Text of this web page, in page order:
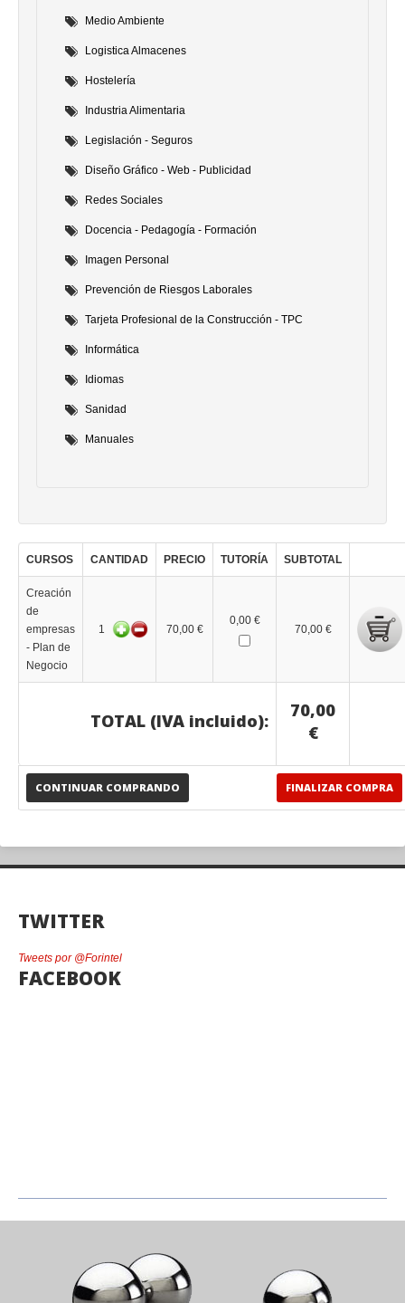
Medio Ambiente
Logistica Almacenes
Hostelería
Industria Alimentaria
Legislación - Seguros
Diseño Gráfico - Web - Publicidad
Redes Sociales
Docencia - Pedagogía - Formación
Imagen Personal
Prevención de Riesgos Laborales
Tarjeta Profesional de la Construcción - TPC
Informática
Idiomas
Sanidad
Manuales
CURSOS CANTIDAD PRECIO TUTORÍA SUBTOTAL
CONTINUAR COMPRANDO FINALIZAR COMPRA
Creación
de
empresas
- Plan de
Negocio
1 70,00 €
0,00 €
70,00 €
TOTAL (IVA incluido):
70,00
€
TWITTER
Tweets por @Forintel
FACEBOOK